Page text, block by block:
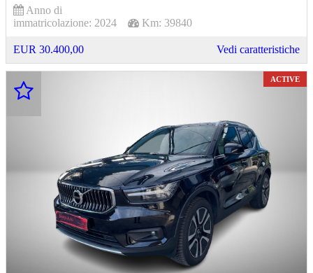
Anno di
immatricolazione: 2024 Km: 39840
EUR 30.400,00 Vedi caratteristiche
ACTIVE